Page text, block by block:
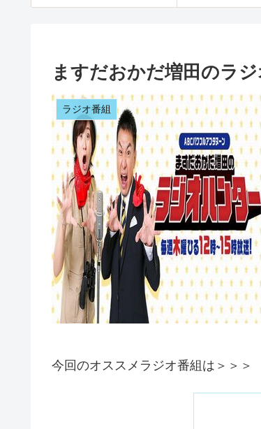
ますだおかだ増田のラ
ラジオ番組
今回のオススメラジオ番組は＞＞＞